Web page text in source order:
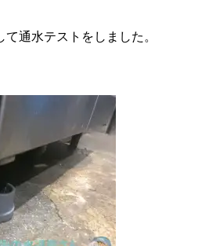
通水テストをしました。